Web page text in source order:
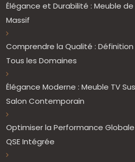
Élégance et Durabilité : Meuble de
Massif
Comprendre la Qualité :
Tous les Domaines
Élégance Moderne : Meuble TV
Salon Contemporain
Optimiser la Performance
QSE Intégrée